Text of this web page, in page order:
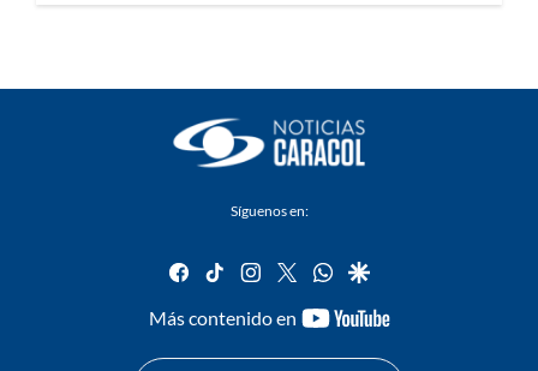
Síguenos en:
facebook
tiktok instagram
twitterwhatsapp
google
Más contenido en
youtube-